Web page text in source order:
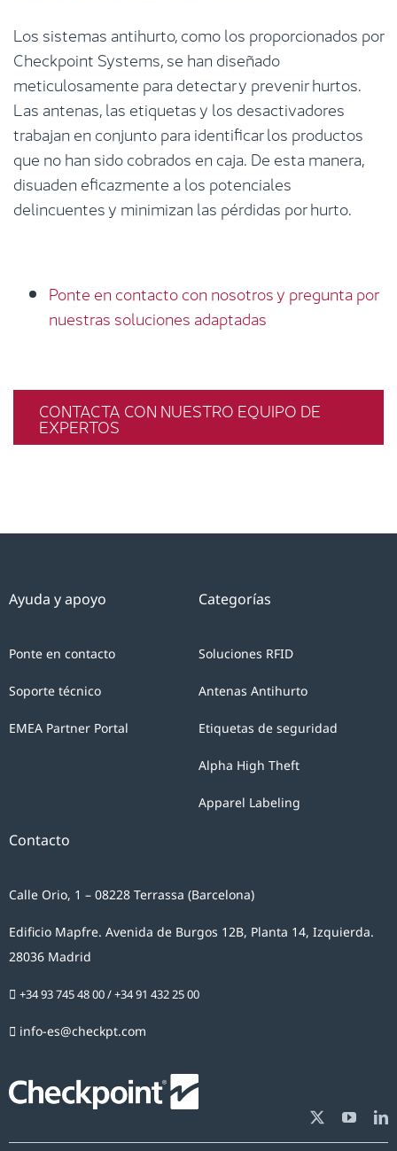
Los sistemas antihurto, como los proporcionados por
Checkpoint Systems, se han diseñado
meticulosamente para detectar y prevenir hurtos.
Las antenas, las etiquetas y los desactivadores
trabajan en conjunto para identificar los productos
que no han sido cobrados en caja. De esta manera,
disuaden eficazmente a los potenciales
delincuentes y minimizan las pérdidas por hurto.
Ponte en contacto con nosotros y pregunta por
nuestras soluciones adaptadas
CONTACTA CON NUESTRO EQUIPO DE
EXPERTOS
Categorías
Soluciones RFID
Antenas Antihurto
Etiquetas de seguridad
Alpha High Theft
Apparel Labeling
Ayuda y apoyo
Ponte en contacto
Soporte técnico
EMEA Partner Portal
Contacto
Calle Orio, 1 – 08228 Terrassa (Barcelona)
Edificio Mapfre. Avenida de Burgos 12B, Planta 14, Izquierda.
28036 Madrid
+34 93 745 48 00/+34 91 432 25 00
info-es@checkpt.com